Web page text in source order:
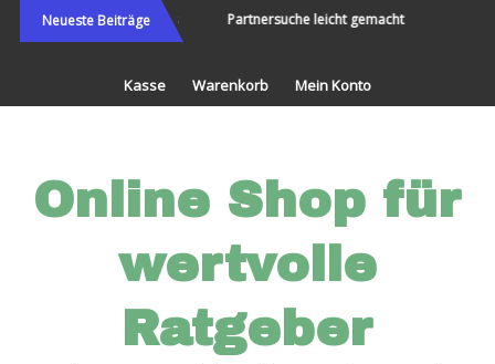
Direkt
zum
Neueste Beiträge
Welt bereisen und Neues Partnersuche leicht gemacht
Kasse Warenkorb Mein Konto
Online Shop für
wertvolle
Ratgeber